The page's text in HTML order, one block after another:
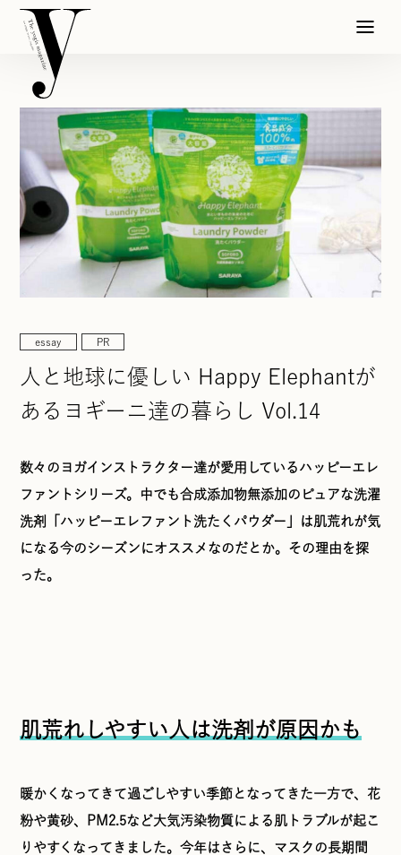
essay PR
人と地球に優しい Happy Elephantが
あるヨギーニ達の暮らし Vol.14
数々のヨガインストラクター達が愛用しているハッピーエレ
ファントシリーズ。中でも合成添加物無添加のピュアな洗濯
洗剤「ハッピーエレファント洗たくパウダー」は肌荒れが気
になる今のシーズンにオススメなのだとか。その理由を探
った。
肌荒れしやすい人は洗剤が原因かも
暖かくなってきて過ごしやすい季節となってきた一方で、花
粉や黄砂、PM2.5など大気汚染物質による肌トラブルが起こ
りやすくなってきました。今年はさらに、マスクの長期間